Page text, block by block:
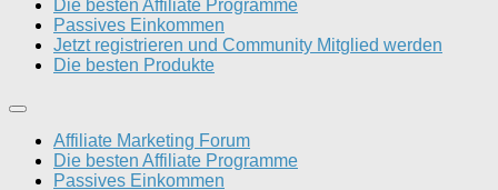
Die besten Affiliate Programme
Passives Einkommen
Jetzt registrieren und Community Mitglied werden
Die besten Produkte
Affiliate Marketing Forum
Die besten Affiliate Programme
Passives Einkommen